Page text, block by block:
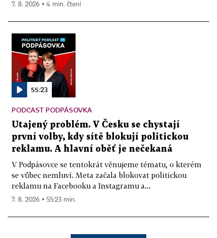
7. 8. 2026 ▪ 4 min. čtení
55:23
PODCAST PODPÁSOVKA
Utajený problém. V Česku se chystají
první volby, kdy sítě blokují politickou
reklamu. A hlavní oběť je nečekaná
V Podpásovce se tentokrát věnujeme tématu, o kterém
se vůbec nemluví. Meta začala blokovat politickou
reklamu na Facebooku a Instagramu a...
7. 8. 2026 ▪ 55:23 min.